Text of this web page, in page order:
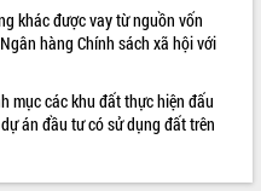
khác được vay từ nguồn vốn
hàng Chính sách xã hội với
mục các khu đất thực hiện đấu
án đầu tư có sử dụng đất trên